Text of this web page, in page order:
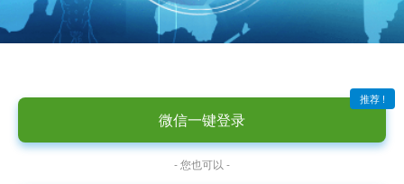
推荐 !
微信一键登录
- 您也可以 -